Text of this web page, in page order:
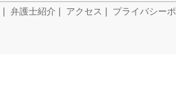
弁護士紹介 アクセス プライバシー